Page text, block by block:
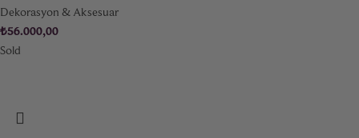
Dekorasyon & Aksesuar
₺56.000,00
Sold